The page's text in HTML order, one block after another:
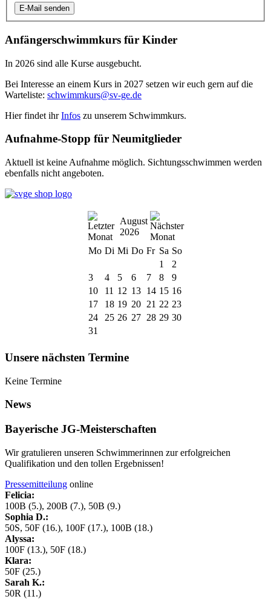
Ergebnis
E-
Mail
E-Mail senden
Anfängerschwimmkurs für Kinder
In 2026 sind alle Kurse ausgebucht.
Bei Interesse an einem Kurs in 2027 setzen wir euch gern auf die
Warteliste: schwimmkurs@sv-ge.de
Hier findet ihrInfos zu unserem Schwimmkurs.
Aufnahme-Stopp für Neumitglieder
Aktuell ist keine Aufnahme möglich. Sichtungsschwimmen werden
ebenfalls nicht angeboten.
August
2026
Mo Di Mi Do Fr Sa So
1
2
3
4 5 6 7 8
9
10
11 12 13 14 15 16
17
18 19 20 21 22 23
24
25 26 27 28 29 30
31
Unsere nächsten Termine
Keine Termine
News
Bayerische JG-Meisterschaften
Wir gratulieren unseren Schwimmerinnen zur erfolgreichen
Qualifikation und den tollen Ergebnissen!
Pressemitteilung online
Felicia:
100B (5.), 200B (7.), 50B (9.)
Sophia D.:
50S, 50F (16.), 100F (17.), 100B (18.)
Alyssa:
100F (13.), 50F (18.)
Klara:
50F (25.)
Sarah K.:
50R (11.)